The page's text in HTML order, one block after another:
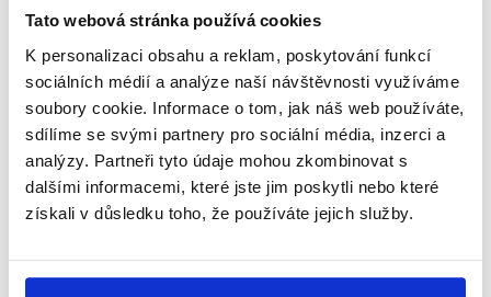
Tato webová stránka používá cookies
K personalizaci obsahu a reklam, poskytování funkcí
sociálních médií a analýze naší návštěvnosti využíváme
soubory cookie. Informace o tom, jak náš web používáte,
sdílíme se svými partnery pro sociální média, inzerci a
analýzy. Partneři tyto údaje mohou zkombinovat s
dalšími informacemi, které jste jim poskytli nebo které
získali v důsledku toho, že používáte jejich služby.
Zůstaňme v kontaktu
Přihlaste se k odběru našeho
newsletteru nebowhatsappového
kanálu, kde pravidelně přinášíme